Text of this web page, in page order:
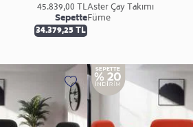
45.839,00 TL
Sepette
34.379,25 TL
Aster Çay Takımı
Füme